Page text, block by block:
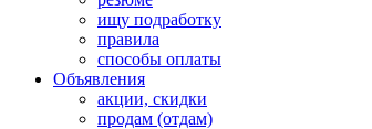
ищу подработку
правила
способы оплаты
Объявления
акции, скидки
продам (отдам)